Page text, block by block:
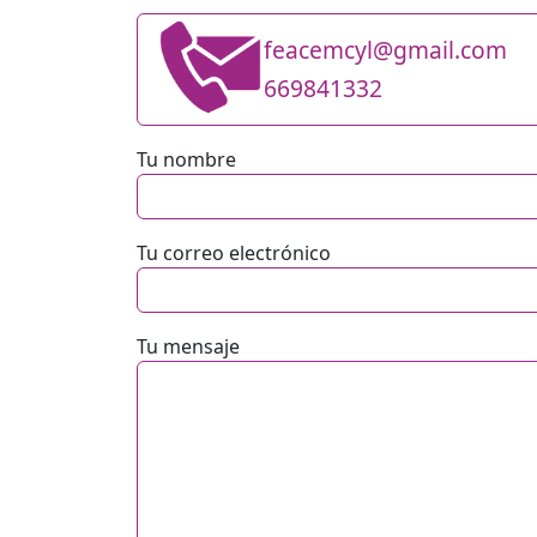
feacemcyl@gmail.com
669841332
Tu nombre
Tu correo electrónico
Tu mensaje